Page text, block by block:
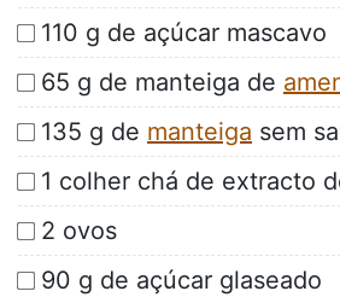
110 g de açúcar mascavo
65 g de manteiga de
135 g de manteiga sem
1 colher chá de extracto
2 ovos
90 g de açúcar glaseado